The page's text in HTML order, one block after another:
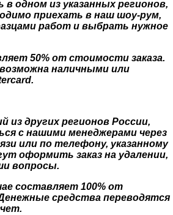
одном из указанных регионов,
приехать в наш шоу-рум,
работ и выбрать нужное
50% от стоимости заказа.
наличными или
из других регионов России,
с нашими менеджерами через
или по телефону, указанному
оформить заказ на удалении,
вопросы.
составляет 100% от
средства переводятся